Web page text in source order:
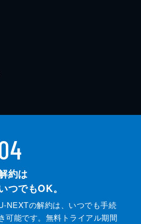
約は
つでもOK。
NEXTの解約は、いつでも手続
可能です。無料トライアル期間